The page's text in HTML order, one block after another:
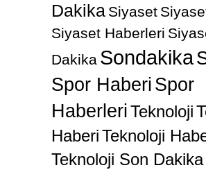
Dakika Siyaset
Siyaset Haberleri
Dakika Sondakika
Spor Haberi Spor
HaberleriTeknoloji
HaberiTeknoloji
Teknoloji Son Dakika